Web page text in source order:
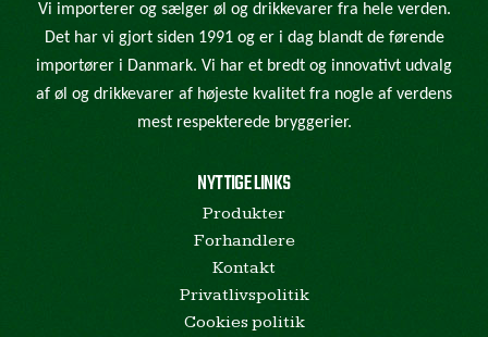
Vi importerer og sælger øl og drikkevarer fra hele verden.
Det har vi gjort siden 1991 og er i dag blandt de førende
importører i Danmark. Vi har et bredt og innovativt udvalg
af øl og drikkevarer af højeste kvalitet fra nogle af verdens
mest respekterede bryggerier.
NYTTIGE LINKS
Produkter
Forhandlere
Kontakt
Privatlivspolitik
Cookies politik